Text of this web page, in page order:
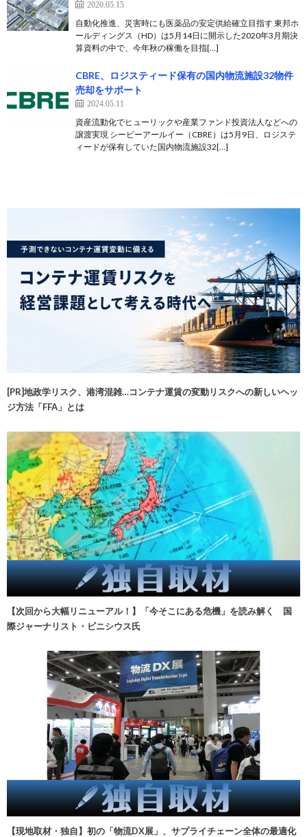
2020.05.15
自動化推進、災害時にも医薬品の安定供給確立目指す 東邦ホ
ールディングス（HD）は5月14日に開示した2020年3月期決
算資料の中で、今年秋の稼働を目指[…]
CBRE、ロジスティード保有の国内物流施設32物件
売却をサポート
2024.05.11
資産流動化でヒューリックや産業ファンド投資法人などへの
譲渡実現 シービーアールイー（CBRE）は5月9日、ロジステ
ィードが保有していた国内物流施設32[…]
[PR]地政学リスク、港湾混雑…コンテナ運賃の変動リスクへの新しいヘッ
ジ方法「FFA」とは
【次回から大幅リニューアル！】「今そこにある危機」を読み解く 国
際ジャーナリスト・ビニシウス氏
【現地取材・独自】初の「物流DX展」、サプライチェーン全体の最適化